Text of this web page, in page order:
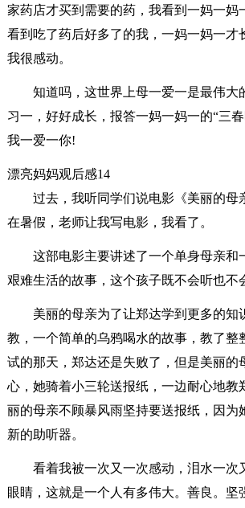
家药店才买到需要的药，我看到一妈一妈
看到吃了药后好多了的我，一妈一妈一才
我很感动。
知道吗，这世界上母一爱一是最伟大
习一，好好成长，报答一妈一妈一的“三春
我一爱一你!
漂亮妈妈观后感14
过去，我听同学们说电影《美丽的母
在暑假，老师让我写电影，我看了。
这部电影主要讲述了一个单身母亲和
艰难生活的故事，这个孩子既不会听也不
美丽的母亲为了让郑达学到更多的知
教，一个简单的乌鸦喝水的故事，教了整
试的那天，郑达还是失败了，但是美丽的
心，她骑着小三轮送报纸，一边耐心地教
丽的母亲不顾暴风雨坚持要送报纸，因为
新的助听器。
看着我被一次又一次感动，泪水一次
眼睛，这就是一个人有多伟大。善良。坚